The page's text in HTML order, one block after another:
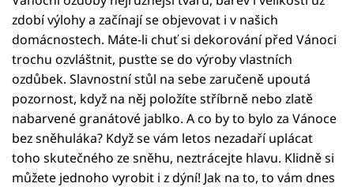
zdobí výlohy a začínají se objevovat i v našich
domácnostech. Máte-li chuť si dekorování před Vánoci
trochu ozvláštnit, pusťte se do výroby vlastních
ozdůbek. Slavnostní stůl na sebe zaručeně upoutá
pozornost, když na něj položíte stříbrně nebo zlatě
nabarvené granátové jablko. A co by to bylo za Vánoce
bez sněhuláka? Když se vám letos nezadaří uplácat
toho skutečného ze sněhu, neztrácejte hlavu. Klidně si
můžete jednoho vyrobit i z dýní! Jak na to, to vám dnes